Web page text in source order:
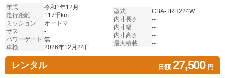
年式
令和1年12月
走行距離
117千km
ミッション
オートマ
サス
-
パワーゲート 無
車検
2026年12月24日
型式
CBA-TRH224W
内寸長さ
--
内寸幅
--
内寸高さ
--
最大積載
--
レンタル 日額27,500円